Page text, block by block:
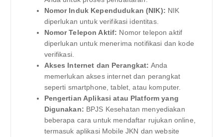
Nomor Induk Kependudukan (NIK): NIK
diperlukan untuk verifikasi identitas.
Nomor Telepon Aktif: Nomor telepon aktif
diperlukan untuk menerima notifikasi dan kode
verifikasi.
Akses Internet dan Perangkat: Anda
memerlukan akses internet dan perangkat
seperti smartphone, tablet, atau komputer.
Pengertian Aplikasi atau Platform yang
Digunakan: BPJS Kesehatan menyediakan
beberapa cara untuk mendaftar rujukan online,
termasuk aplikasi Mobile JKN dan website